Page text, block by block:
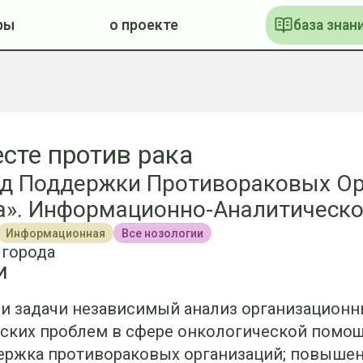
о проекте база
против рака
Поддержки Противораковых
Информационно-
Информационная Все нозологии
задачи независимый анализ
проблем в сфере онкологической
противораковых организаций;